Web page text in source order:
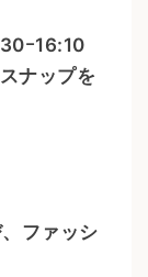
ｰ16:10
ナップを
ファッシ